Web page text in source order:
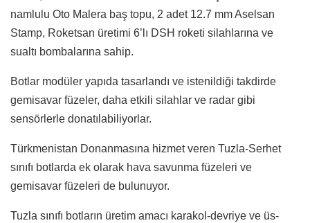
namlulu Oto Malera baş topu, 2 adet 12.7 mm Aselsan
Stamp, Roketsan üretimi 6’lı DSH roketi silahlarına ve
sualtı bombalarına sahip.
Botlar modüler yapıda tasarlandı ve istenildiği takdirde
gemisavar füzeler, daha etkili silahlar ve radar gibi
sensörlerle donatılabiliyorlar.
Türkmenistan Donanmasına hizmet veren Tuzla-Serhet
sınıfı botlarda ek olarak hava savunma füzeleri ve
gemisavar füzeleri de bulunuyor.
Tuzla sınıfı botların üretim amacı karakol-devriye ve üs-